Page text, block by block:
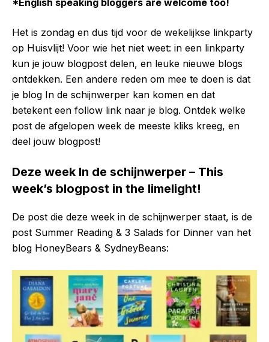
Het is zondag en dus tijd voor de wekelijkse linkparty
op Huisvlijt! Voor wie het niet weet: in een linkparty
kun je jouw blogpost delen, en leuke nieuwe blogs
ontdekken. Een andere reden om mee te doen is dat
je blog In de schijnwerper kan komen en dat
betekent een follow link naar je blog. Ontdek welke
post de afgelopen week de meeste kliks kreeg, en
deel jouw blogpost!
Deze week In de schijnwerper – This
week’s blogpost in the limelight!
De post die deze week in de schijnwerper staat, is de
post Summer Reading & 3 Salads for Dinner van het
blog HoneyBears & SydneyBeans: